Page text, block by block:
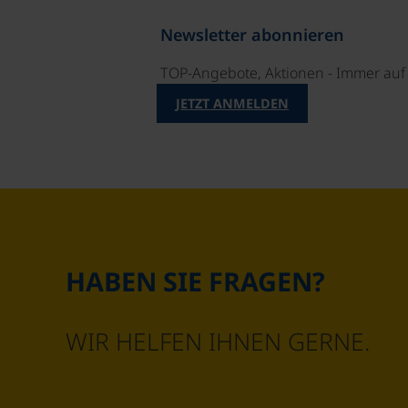
Newsletter abonnieren
TOP-Angebote, Aktionen - Immer
JETZT ANMELDEN
HABEN SIE FRAGEN?
WIR HELFEN IHNEN GERNE.